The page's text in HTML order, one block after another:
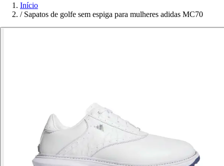
Início
/ Sapatos de golfe sem espiga para mulheres adidas MC70